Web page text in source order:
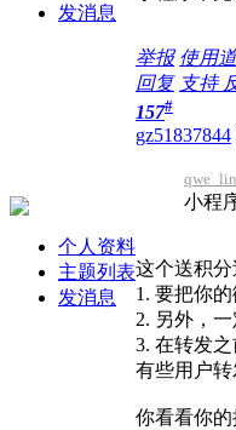
发消息
举报 使用
回复 支持
个人资料
主题列表
发消息
157#
gz51837844
小程
这个送积分
1. 要把你
2. 另外，
3. 在转发
有些用户
你看看你